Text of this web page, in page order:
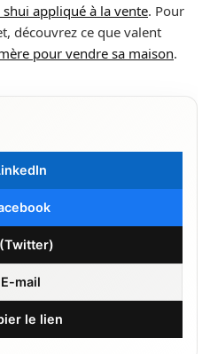
appliqué à la vente. Pour
découvrez ce que valent
pour vendre sa maison.
E-mail
le lien